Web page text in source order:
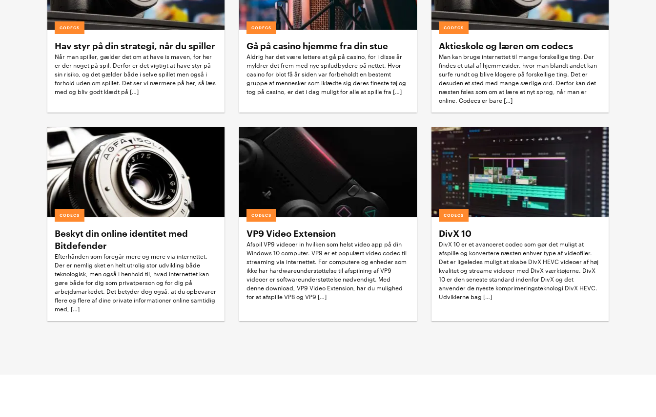
CODECS
Hav styr på din strategi, når du spiller
Når man spiller, gælder det om at have is maven, for her
er der noget på spil. Derfor er det vigtigt at have styr på
sin risiko, og det gælder både i selve spillet men også i
forhold uden om spillet. Det ser vi nærmere på her, så læs
med og bliv godt klædt på […]
CODECS
Gå på casino hjemme fra din stue
Aldrig har det være lettere at gå på casino, for i disse år
myldrer det frem med nye spiludbydere på nettet. Hvor
casino for blot få år siden var forbeholdt en bestemt
gruppe af mennesker som iklædte sig deres fineste tøj og
tog på casino, er det i dag muligt for alle at spille fra […]
CODECS
Aktieskole og læren om codecs
Man kan bruge internettet til mange forskellige ting. Der
findes et utal af hjemmesider, hvor man blandt andet kan
surfe rundt og blive klogere på forskellige ting. Det er
desuden et sted med mange særlige ord. Derfor kan det
næsten føles som om at lære et nyt sprog, når man er
online. Codecs er bare […]
CODECS
Beskyt din online identitet med
Bitdefender
Efterhånden som foregår mere og mere via internettet.
Der er nemlig sket en helt utrolig stor udvikling både
teknologisk, men også i henhold til, hvad internettet kan
gøre både for dig som privatperson og for dig på
arbejdsmarkedet. Det betyder dog også, at du opbevarer
flere og flere af dine private informationer online samtidig
med, […]
CODECS
VP9 Video Extension
Afspil VP9 videoer in hvilken som helst video app på din
Windows 10 computer. VP9 er et populært video codec til
streaming via internettet. For computere og enheder som
ikke har hardwareunderstøttelse til afspilning af VP9
videoer er softwareunderstøttelse nødvendigt. Med
denne download, VP9 Video Extension, har du mulighed
for at afspille VP8 og VP9 […]
CODECS
DivX 10
DivX 10 er et avanceret codec som gør det muligt at
afspille og konvertere næsten enhver type af videofiler.
Det er ligeledes muligt at skabe DivX HEVC videoer af høj
kvalitet og streame videoer med DivX værktøjerne. DivX
10 er den seneste standard indenfor DivX og det
anvender de nyeste komprimeringsteknologi DivX HEVC.
Udviklerne bag […]